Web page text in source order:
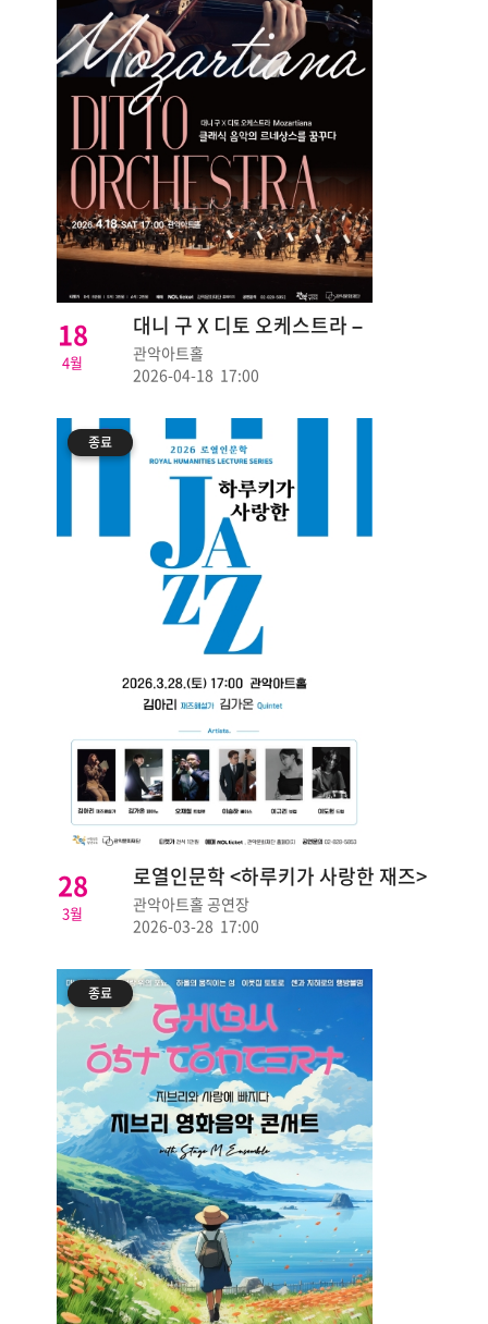
18
4월
대니 구 X 디토 오케스트라 –
Mozartiana
관악아트홀
2026-04-18 17:00
종료
28
3월
로열인문학 <하루키가 사랑한 재즈>
관악아트홀 공연장
2026-03-28 17:00
종료